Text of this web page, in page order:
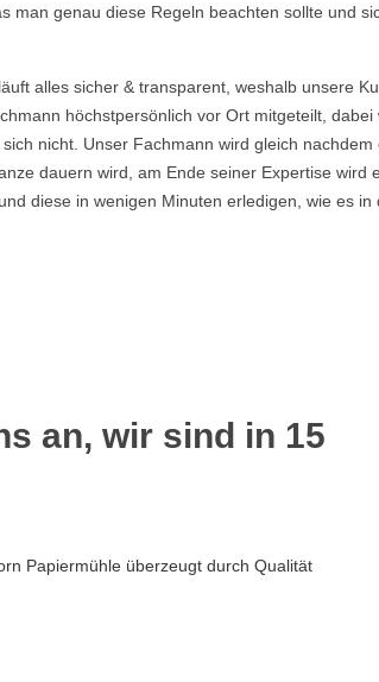
man genau diese Regeln beachten sollte und
alles sicher & transparent, weshalb unsere
höchstpersönlich vor Ort mitgeteilt, dabei
nicht. Unser Fachmann wird gleich nachdem
dauern wird, am Ende seiner Expertise wird
diese in wenigen Minuten erledigen, wie es in
an, wir sind in 15
Papiermühle überzeugt durch Qualität